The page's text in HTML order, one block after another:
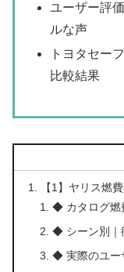
ユーザー評
ルな声
トヨタセー
比較結果
【1】ヤリス燃
◆ カタログ燃
◆ シーン別｜
◆ 実際のユー